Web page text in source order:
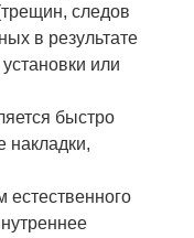
следов
в результате
или
быстро
накладки,
естественного